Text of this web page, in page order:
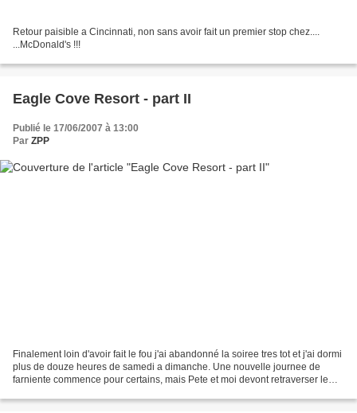
Retour paisible a Cincinnati, non sans avoir fait un premier stop chez....
...McDonald's !!!
Eagle Cove Resort - part II
Publié le 17/06/2007 à 13:00
Par ZPP
Finalement loin d'avoir fait le fou j'ai abandonné la soiree tres tot et j'ai dormi
plus de douze heures de samedi a dimanche. Une nouvelle journee de
farniente commence pour certains, mais Pete et moi devont retraverser le